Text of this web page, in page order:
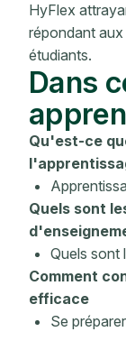
HyFlex
répondant
étudiants.
Dans
Qu'est-ce
Quels sont
Quels sont
Comment
efficace
Se